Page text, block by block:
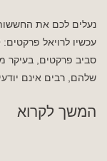
נעלים לכם את
סביב פרקטים, בעיקר
שלהם, רבים אינם
המשך לקרוא